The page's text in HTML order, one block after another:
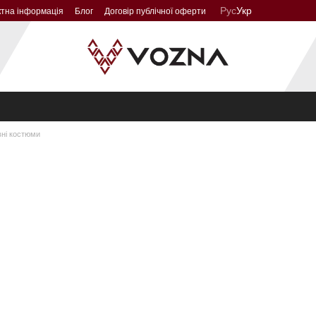
інформація Блог Договір публічної оферти РусУкр
костюми